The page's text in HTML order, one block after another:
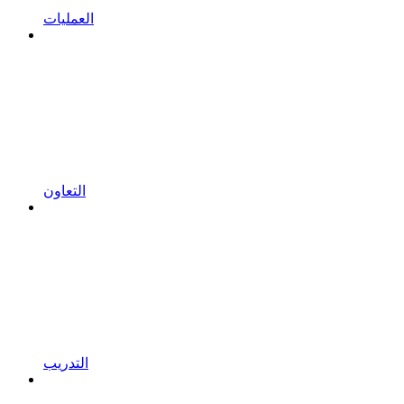
العمليات
التعاون
التدريب